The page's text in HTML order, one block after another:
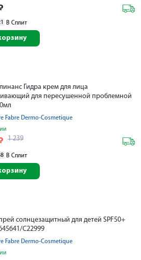
В Сплит
Гидра крем для лица
для пересушенной проблемной
Fabre Dermo-Cosmetique
1 239
В Сплит
солнцезащитный для детей SPF50+
С22999
Fabre Dermo-Cosmetique